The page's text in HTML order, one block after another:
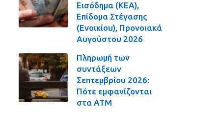
Εισόδημα (ΚΕΑ),
Επίδομα Στέγασης
(Ενοικίου), Προνοιακά
Αυγούστου 2026
Πληρωμή των
συντάξεων
Σεπτεμβρίου 2026:
Πότε εμφανίζονται
στα ΑΤΜ